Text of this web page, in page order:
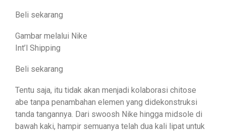
Beli sekarang
Gambar melalui Nike
Int’l Shipping
Beli sekarang
Tentu saja, itu tidak akan menjadi kolaborasi chitose
abe tanpa penambahan elemen yang didekonstruksi
tanda tangannya. Dari swoosh Nike hingga midsole di
bawah kaki, hampir semuanya telah dua kali lipat untuk